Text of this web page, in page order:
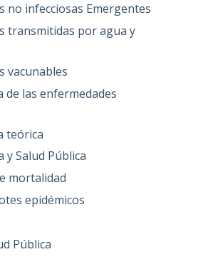
no infecciosas Emergentes
transmitidas por agua y
vacunables
de las enfermedades
teórica
y Salud Pública
mortalidad
epidémicos
Pública